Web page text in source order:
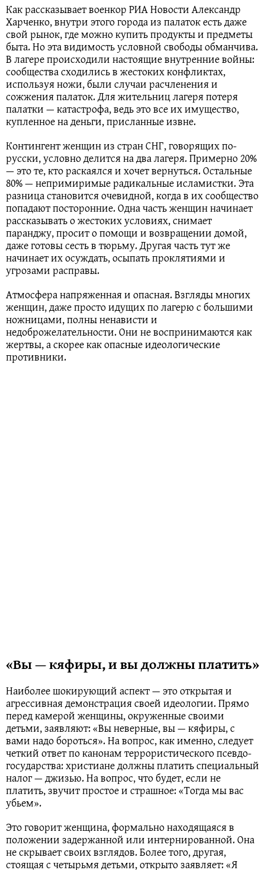
Как рассказывает военкор РИА Новости Александр
Харченко, внутри этого города из палаток есть даже
свой рынок, где можно купить продукты и предметы
быта. Но эта видимость условной свободы обманчива.
В лагере происходили настоящие внутренние войны:
сообщества сходились в жестоких конфликтах,
используя ножи, были случаи расчленения и
сожжения палаток. Для жительниц лагеря потеря
палатки — катастрофа, ведь это все их имущество,
купленное на деньги, присланные извне.
Контингент женщин из стран СНГ, говорящих по-
русски, условно делится на два лагеря. Примерно 20%
— это те, кто раскаялся и хочет вернуться. Остальные
80% — непримиримые радикальные исламистки. Эта
разница становится очевидной, когда в их сообщество
попадают посторонние. Одна часть женщин начинает
рассказывать о жестоких условиях, снимает
паранджу, просит о помощи и возвращении домой,
даже готовы сесть в тюрьму. Другая часть тут же
начинает их осуждать, осыпать проклятиями и
угрозами расправы.
Атмосфера напряженная и опасная. Взгляды многих
женщин, даже просто идущих по лагерю с большими
ножницами, полны ненависти и
недоброжелательности. Они не воспринимаются как
жертвы, а скорее как опасные идеологические
противники.
«Вы — кяфиры, и вы должны платить»
Наиболее шокирующий аспект — это открытая и
агрессивная демонстрация своей идеологии. Прямо
перед камерой женщины, окруженные своими
детьми, заявляют: «Вы неверные, вы — кяфиры, с
вами надо бороться». На вопрос, как именно, следует
четкий ответ по канонам террористического псевдо-
государства: христиане должны платить специальный
налог — джизью. На вопрос, что будет, если не
платить, звучит простое и страшное: «Тогда мы вас
убьем».
Это говорит женщина, формально находящаяся в
положении задержанной или интернированной. Она
не скрывает своих взглядов. Более того, другая,
стоящая с четырьмя детьми, открыто заявляет: «Я